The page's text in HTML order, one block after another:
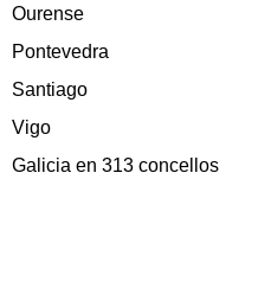
Ourense
Pontevedra
Santiago
Vigo
Galicia en 313 concellos